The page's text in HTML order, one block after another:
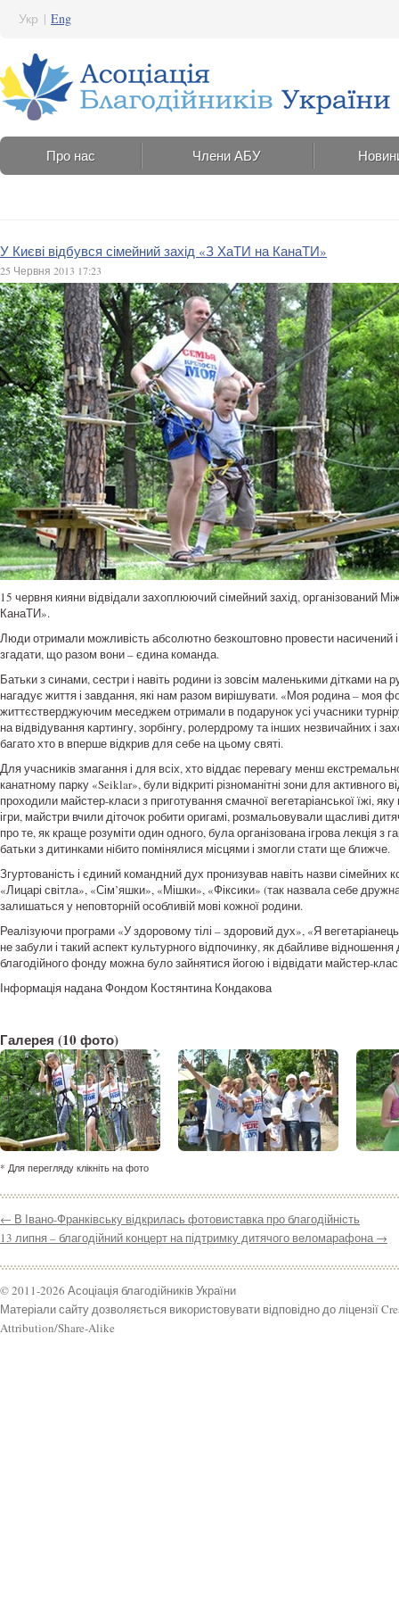
Укр | Eng
Про нас Члени АБУ
У Києві відбувся сімейний захід «З ХаТИ на КанаТИ»
25 Червня 2013 17:23
15 червня кияни відвідали захоплюючий сімейний захід,
КанаТИ».
Люди отримали можливість абсолютно безкоштовно провести насичений
згадати, що разом вони – єдина команда.
Батьки з синами, сестри і навіть родини із зовсім маленькими дітками
нагадує життя і завдання, які нам разом вирішувати. «Моя родина – моя
життєстверджуючим меседжем отримали в подарунок усі учасники
на відвідування картингу, зорбінгу, ролердрому та інших незвичайних і
багато хто в вперше відкрив для себе на цьому святі.
Для учасників змагання і для всіх, хто віддає перевагу менш
канатному парку «Seiklar», були відкриті різноманітні зони для
проходили майстер-класи з приготування смачної вегетаріанської їжі,
ігри, майстри вчили діточок робити оригамі, розмальовували щасливі
про те, як краще розуміти один одного, була організована ігрова лекція з
батьки з дитинками нібито помінялися місцями і змогли стати ще ближче.
Згуртованість і єдиний командний дух пронизував навіть назви
«Лицарі світла», «Сім’яшки», «Мішки», «Фіксики» (так назвала себе
залишаться у неповторній особливій мові кожної родини.
Реалізуючи програми «У здоровому тілі – здоровий дух», «Я
не забули і такий аспект культурного відпочинку, як дбайливе
благодійного фонду можна було зайнятися йогою і відвідати майстер-клас
Інформація надана Фондом Костянтина Кондакова
Галерея (10 фото)
* Для перегляду клікніть на фото
← В Івано-Франківську відкрилась фотовиставка про благодійність
13 липня – благодійний концерт на підтримку дитячого веломарафона→
© 2011-2026 Асоціація благодійників України
Матеріали сайту дозволяється використовувати відповідно до ліцензії
Attribution/Share-Alike